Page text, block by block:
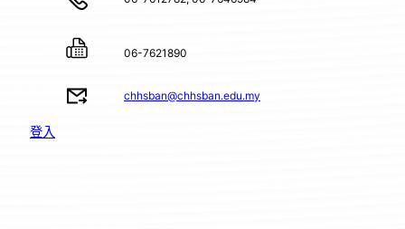
06-7621890
chhsban@chhsban.edu.my
登入